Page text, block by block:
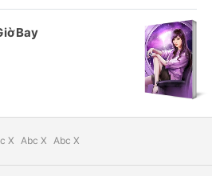
Bay
X Abc X Abc X